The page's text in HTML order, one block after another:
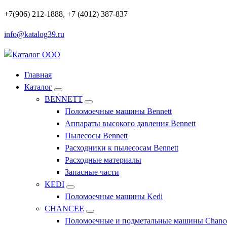
Перейти
содержимому
+7(906) 212-1888, +7 (4012) 387-837
info@katalog39.ru
Профессиональное оборудование и инструменты
Главная
Каталог
BENNETT
Поломоечные машины Bennett
Аппараты высокого давления Bennett
Пылесосы Bennett
Расходники к пылесосам Bennett
Расходные материалы
Запасные части
KEDI
Поломоечные машины Kedi
CHANCEE
Поломоечные и подметальные машины